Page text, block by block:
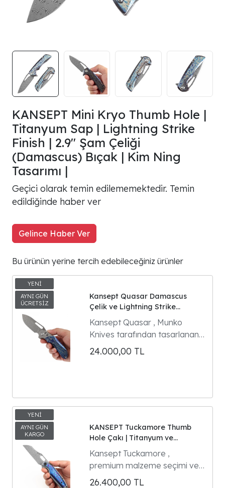
KANSEPT Mini Kryo Thumb Hole |
Titanyum Sap | Lightning Strike
Finish | 2.9" Şam Çeliği
(Damascus) Bıçak | Kim Ning
Tasarımı |
Geçici olarak temin edilememektedir. Temin
edildiğinde haber ver
Gelince Haber Ver
Bu ürünün yerine tercih edebileceğiniz ürünler
Kansept Quasar Damascus
Çelik ve Lightning Strike
Titanyum Saplı Premium Çakı
Kansept Quasar , Munko
Knives tarafından tasarlanan
ve modern mühendisliği
premium malzemelerle
24.000,00 TL
KANSEPT Tuckamore Thumb
Hole Çakı | Titanyum ve
Timascus Sap | 3.54" Damascus
Çelik Bıçak | Timascus Cep Klipsi
Kansept Tuckamore ,
premium malzeme seçimi ve
etkileyici tasarım detaylarıyla
26.400,00 TL